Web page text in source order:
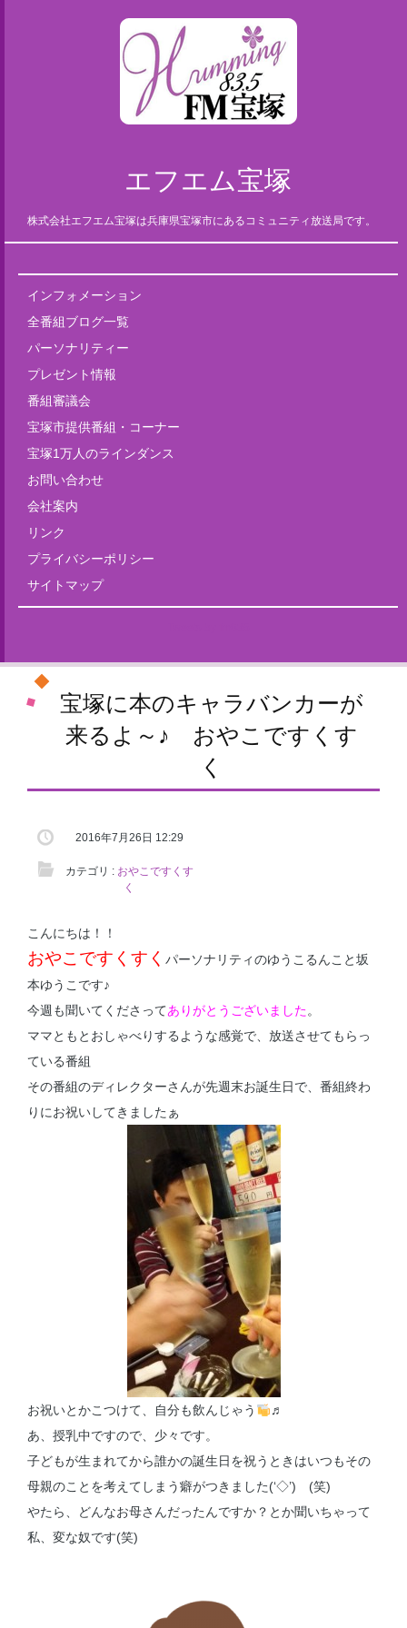
エフエム宝塚
株式会社エフエム宝塚は兵庫県宝塚市にあるコミュニティ放送局です。
インフォメーション
全番組ブログ一覧
パーソナリティー
プレゼント情報
番組審議会
宝塚市提供番組・コーナー
宝塚1万人のラインダンス
お問い合わせ
会社案内
リンク
プライバシーポリシー
サイトマップ
宝塚に本のキャラバンカーが
来るよ～♪ おやこですくす
く
2016年7月26日 12:29
カテゴリ : おやこですくす
く
こんにちは！！
おやこですくすく パーソナリティのゆうこるんこと坂
本ゆうこです♪
今週も聞いてくださってありがとうございました。
ママともとおしゃべりするような感覚で、放送させてもらっ
ている番組
その番組のディレクターさんが先週末お誕生日で、番組終わ
りにお祝いしてきましたぁ
お祝いとかこつけて、自分も飲んじゃう
♬
あ、授乳中ですので、少々です。
子どもが生まれてから誰かの誕生日を祝うときはいつもその
母親のことを考えてしまう癖がつきました(‘◇’)ゞ(笑)
やたら、どんなお母さんだったんですか？とか聞いちゃって
私、変な奴です(笑)